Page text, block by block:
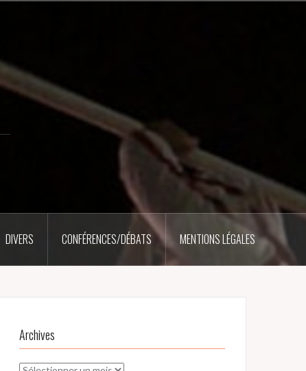
DIVERS CONFÉRENCES/DÉBATS MENTIONS LÉGALES
Archives